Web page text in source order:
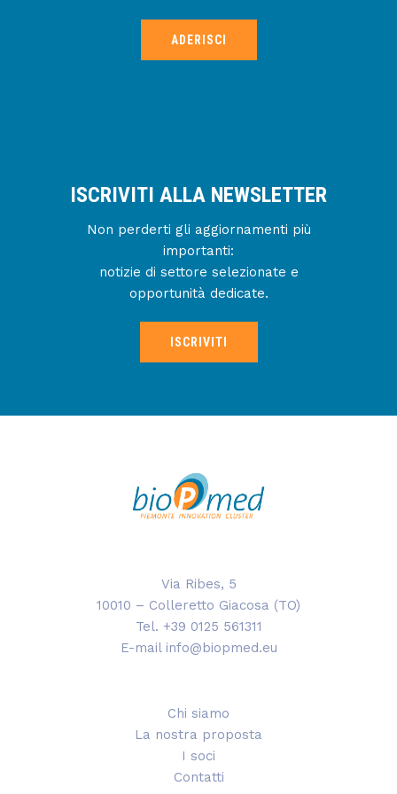
ADERISCI
ISCRIVITI ALLA NEWSLETTER
Non perderti gli aggiornamenti più
importanti:
notizie di settore selezionate e
opportunità dedicate.
ISCRIVITI
Via Ribes, 5
10010 – Colleretto Giacosa (TO)
Tel. +39 0125 561311
E-mail info@biopmed.eu
Chi siamo
La nostra proposta
I soci
Contatti